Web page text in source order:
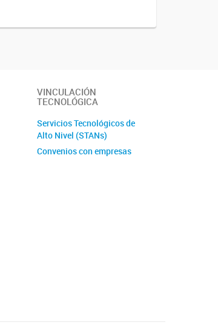
VINCULACIÓN
TECNOLÓGICA
Servicios Tecnológicos de
Alto Nivel (STANs)
Convenios con empresas